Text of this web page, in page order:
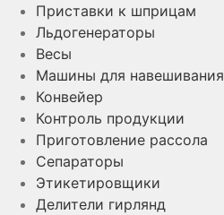
Приставки к шприцам
Льдогенераторы
Весы
Машины для навешивания
Конвейер
Контроль продукции
Приготовление рассола
Сепараторы
Этикетировщики
Делители гирлянд